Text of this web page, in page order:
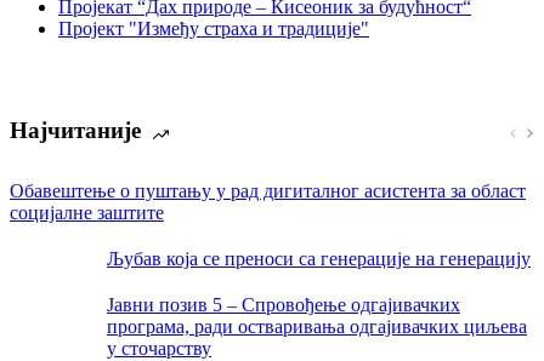
Пројекат “Дах природе – Кисеоник за будућност“
Пројект "Између страха и традиције"
Најчитаније
Обавештење о пуштању у рад дигиталног асистента за област
социјалне заштите
Љубав која се преноси са генерације на генерацију
Јавни позив 5 – Спровођење одгајивачких
програма, ради остваривања одгајивачких циљева
у сточарству